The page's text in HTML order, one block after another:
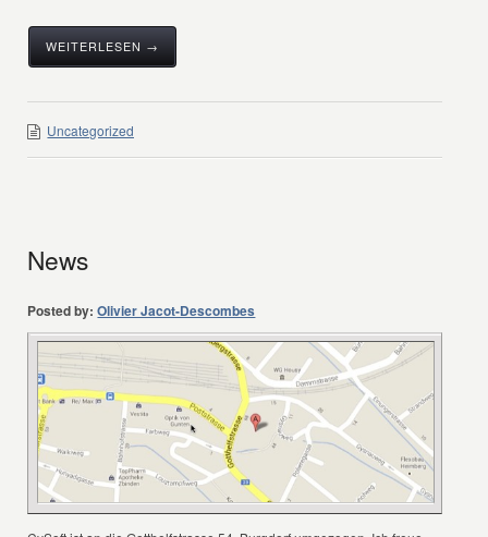
WEITERLESEN →
Uncategorized
News
Posted by: Olivier Jacot-Descombes